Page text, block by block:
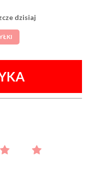
dzisiaj